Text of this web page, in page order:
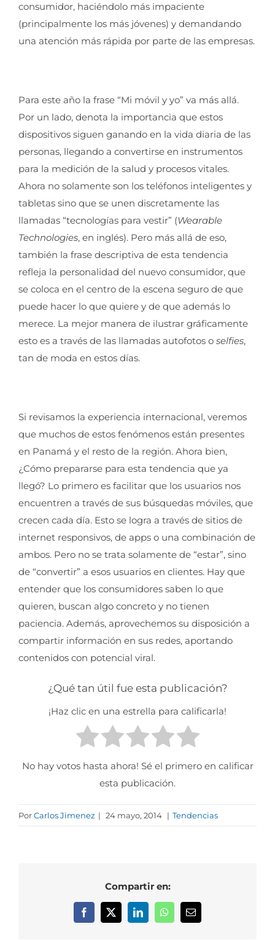
consumidor, haciéndolo más impaciente
(principalmente los más jóvenes) y demandando
una atención más rápida por parte de las empresas.
Para este año la frase “Mi móvil y yo” va más allá.
Por un lado, denota la importancia que estos
dispositivos siguen ganando en la vida diaria de las
personas, llegando a convertirse en instrumentos
para la medición de la salud y procesos vitales.
Ahora no solamente son los teléfonos inteligentes y
tabletas sino que se unen discretamente las
llamadas “tecnologías para vestir” (Wearable
Technologies, en inglés). Pero más allá de eso,
también la frase descriptiva de esta tendencia
refleja la personalidad del nuevo consumidor, que
se coloca en el centro de la escena seguro de que
puede hacer lo que quiere y de que además lo
merece. La mejor manera de ilustrar gráficamente
esto es a través de las llamadas autofotos o selfies,
tan de moda en estos días.
Si revisamos la experiencia internacional, veremos
que muchos de estos fenómenos están presentes
en Panamá y el resto de la región. Ahora bien,
¿Cómo prepararse para esta tendencia que ya
llegó? Lo primero es facilitar que los usuarios nos
encuentren a través de sus búsquedas móviles, que
crecen cada día. Esto se logra a través de sitios de
internet responsivos, de apps o una combinación de
ambos. Pero no se trata solamente de “estar”, sino
de “convertir” a esos usuarios en clientes. Hay que
entender que los consumidores saben lo que
quieren, buscan algo concreto y no tienen
paciencia. Además, aprovechemos su disposición a
compartir información en sus redes, aportando
contenidos con potencial viral.
¿Qué tan útil fue esta publicación?
¡Haz clic en una estrella para calificarla!
No hay votos hasta ahora! Sé el primero en calificar
esta publicación.
PorCarlos Jimenez | 24 mayo, 2014 | Tendencias
Compartir en:
Facebook
X LinkedInWhatsAppCorreo
electrónico